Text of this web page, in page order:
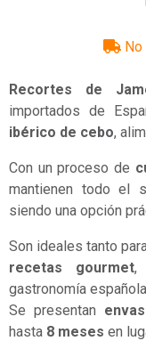
Recortes de
importados de
ibérico de cebo,
Con un proceso de
mantienen todo el
siendo una opción
Son ideales tanto
recetas gourmet,
gastronomía
Se presentan
hasta 8 meses en